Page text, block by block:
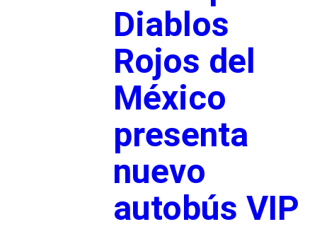
Diablos
Rojos del
México
presenta
nuevo
autobús VIP